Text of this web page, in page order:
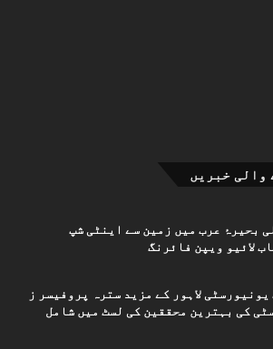
والی خبریں
بحیرۂ عرب میں زمین سے اینٹی شپ
لائیو ویپن فائرنگ
لاہور کے مزید سترہ پروفیسر ز
کی بہترین محققین کی لسٹ میں شامل